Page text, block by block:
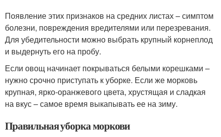
Появление этих признаков на средних листах – симптом
болезни, повреждения вредителями или перезревания.
Для убедительности можно выбрать крупный корнеплод
и выдернуть его на пробу.
Если овощ начинает покрываться белыми корешками –
нужно срочно приступать к уборке. Если же морковь
крупная, ярко-оранжевого цвета, хрустящая и сладкая
на вкус – самое время выкапывать ее на зиму.
Правильная уборка моркови